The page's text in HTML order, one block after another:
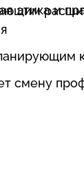
этика и
смену